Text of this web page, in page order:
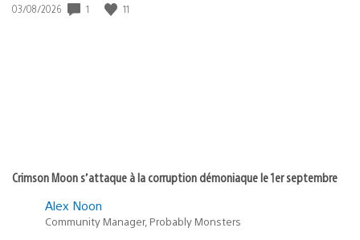
Date
03/08/2026 1 11
Crimson Moon s’attaque à la corruption démoniaque le 1er septembre
Alex Noon
Community Manager, Probably Monsters